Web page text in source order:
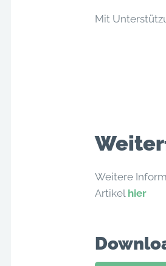
Mit
Weitere
Artikel hier